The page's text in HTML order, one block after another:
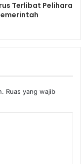
Terlibat Pelihara
Ruas yang wajib